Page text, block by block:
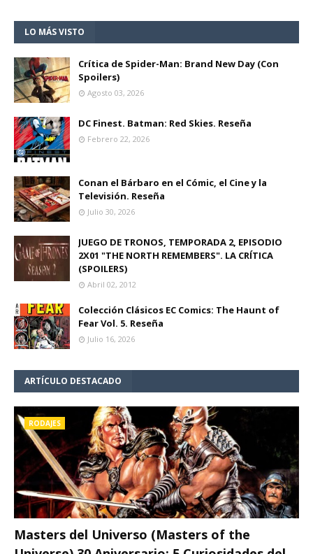
LO MÁS VISTO
Crítica de Spider-Man: Brand New Day (Con
Spoilers)
Agosto 03, 2026
DC Finest. Batman: Red Skies. Reseña
Febrero 22, 2026
Conan el Bárbaro en el Cómic, el Cine y la
Televisión. Reseña
Julio 30, 2026
JUEGO DE TRONOS, TEMPORADA 2, EPISODIO
2X01 "THE NORTH REMEMBERS". LA CRÍTICA
(SPOILERS)
Abril 02, 2012
Colección Clásicos EC Comics: The Haunt of
Fear Vol. 5. Reseña
Julio 16, 2026
ARTÍCULO DESTACADO
RODAJES
Masters del Universo (Masters of the